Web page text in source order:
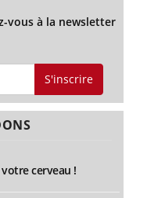
vous à la newsletter
S'inscrire
cerveau !